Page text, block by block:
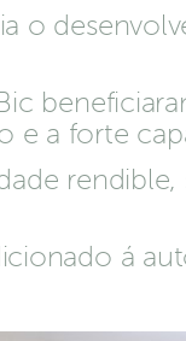
o
e a forte
á